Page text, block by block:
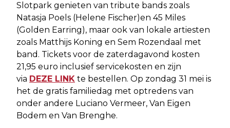
Slotpark genieten van tribute bands zoals
Natasja Poels (Helene Fischer)en 45 Miles
(Golden Earring), maar ook van lokale artiesten
zoals Matthijs Koning en Sem Rozendaal met
band. Tickets voor de zaterdagavond kosten
21,95 euro inclusief servicekosten en zijn
via DEZE LINK te bestellen. Op zondag 31 mei is
het de gratis familiedag met optredens van
onder andere Luciano Vermeer, Van Eigen
Bodem en Van Brenghe.